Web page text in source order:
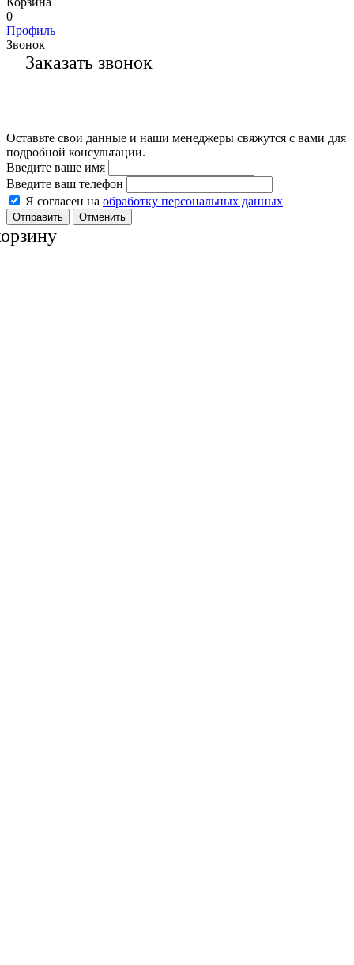
0
Профиль
Звонок
Заказать звонок
Оставьте свои данные и наши менеджеры свяжутся с вами для
подробной консультации.
Введите ваше имя
Введите ваш телефон
Я согласен на обработку персональных данных
Отменить